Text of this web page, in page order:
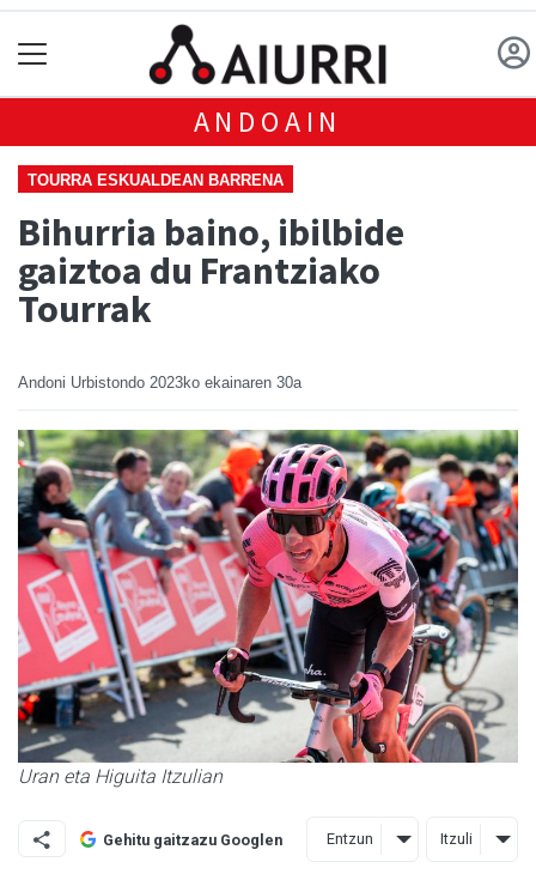
ANDOAIN
TOURRA ESKUALDEAN BARRENA
Bihurria baino, ibilbide
gaiztoa du Frantziako
Tourrak
Andoni Urbistondo 2023ko ekainaren 30a
Uran eta Higuita Itzulian
Gehitu gaitzazu Googlen Entzun Itzuli